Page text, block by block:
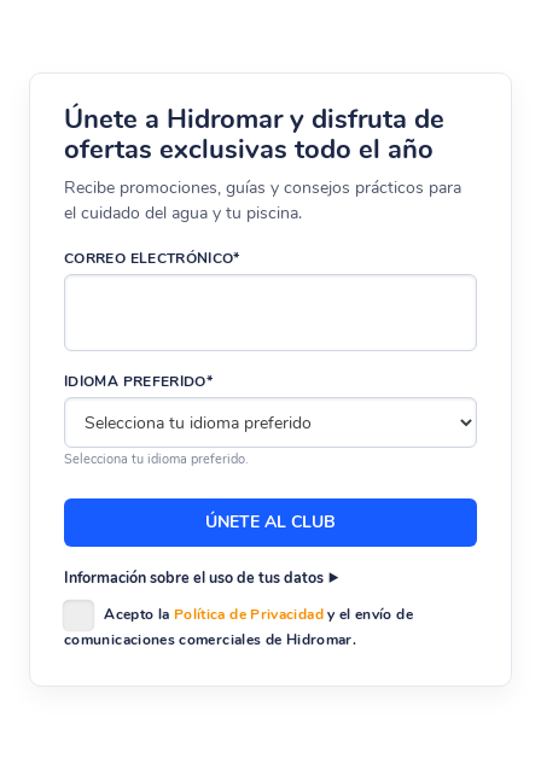
Únete a Hidromar y disfruta de
ofertas exclusivas todo el año
Recibe promociones, guías y consejos prácticos para
el cuidado del agua y tu piscina.
CORREO ELECTRÓNICO*
IDIOMA PREFERIDO*
Selecciona tu idioma preferido.
Información sobre el uso de tus datos
Acepto la Política de Privacidady el envío de
comunicaciones comerciales de Hidromar.